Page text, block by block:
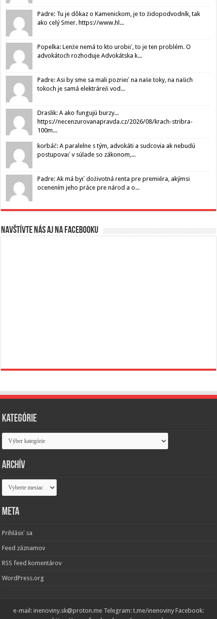
Padre: Tu je dôkaz o Kamenickom, je to židopodvodník, tak
ako celý Smer. https://www.hl...
Popelka: Lenže nemá to kto urobiť, to je ten problém. O
advokátoch rozhoduje Advokátska k...
Padre: Asi by sme sa mali pozrieť na naše toky, na našich
tokoch je samá elektráreň vod...
Draslik: A ako fungujú burzy...
https://necenzurovanapravda.cz/2026/08/krach-stribra-
100m...
korbáč: A paralelne s tým, advokáti a sudcovia ak nebudú
postupovať v súlade so zákonom,...
Padre: Ak má byť doživotná renta pre premiéra, akýmsi
ocenením jeho práce pre národ a o...
Navštívte nás aj na Facebooku
Kategórie
Kategórie
Archív
Archív
Meta
Prihlásiť sa
Feed záznamov
RSS feed komentárov
WordPress.org
e-mail: inenoviny.sk@proton.me Telegram: t.me/inenoviny Facebook: